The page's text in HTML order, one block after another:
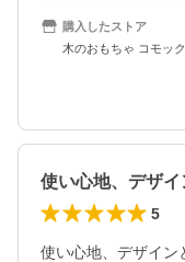
購入したストア
木のおもちゃ コモック
5
使い心地、デザイン